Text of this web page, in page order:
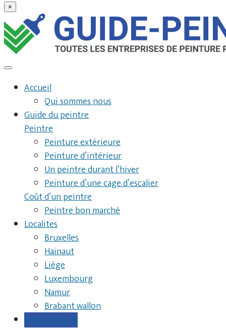
×
Accueil
Qui sommes nous
Guide du peintre
Peintre
Peinture extérieure
Peinture d’intérieur
Un peintre durant l’hiver
Peinture d’une cage d’escalier
Coût d’un peintre
Peintre bon marché
Localites
Bruxelles
Hainaut
Liège
Luxembourg
Namur
Brabant wallon
Devis gratuits